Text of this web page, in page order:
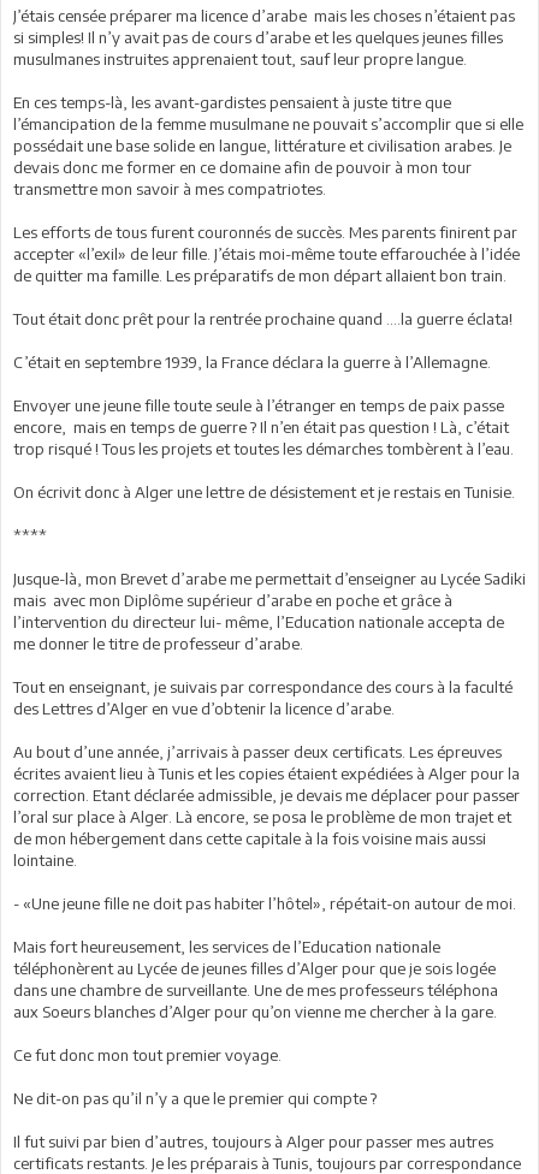
J’étais censée préparer ma licence d’arabe mais les choses n’étaient pas
si simples! Il n’y avait pas de cours d’arabe et les quelques jeunes filles
musulmanes instruites apprenaient tout, sauf leur propre langue.
En ces temps-là, les avant-gardistes pensaient à juste titre que
l’émancipation de la femme musulmane ne pouvait s’accomplir que si elle
possédait une base solide en langue, littérature et civilisation arabes. Je
devais donc me former en ce domaine afin de pouvoir à mon tour
transmettre mon savoir à mes compatriotes.
Les efforts de tous furent couronnés de succès. Mes parents finirent par
accepter «l’exil» de leur fille. J’étais moi-même toute effarouchée à l’idée
de quitter ma famille. Les préparatifs de mon départ allaient bon train.
Tout était donc prêt pour la rentrée prochaine quand ....la guerre éclata!
C’était en septembre 1939, la France déclara la guerre à l’Allemagne.
Envoyer une jeune fille toute seule à l’étranger en temps de paix passe
encore, mais en temps de guerre ? Il n’en était pas question ! Là, c’était
trop risqué ! Tous les projets et toutes les démarches tombèrent à l’eau.
On écrivit donc à Alger une lettre de désistement et je restais en Tunisie.
****
Jusque-là, mon Brevet d’arabe me permettait d’enseigner au Lycée Sadiki
mais avec mon Diplôme supérieur d’arabe en poche et grâce à
l’intervention du directeur lui- même, l’Education nationale accepta de
me donner le titre de professeur d’arabe.
Tout en enseignant, je suivais par correspondance des cours à la faculté
des Lettres d’Alger en vue d’obtenir la licence d’arabe.
Au bout d’une année, j’arrivais à passer deux certificats. Les épreuves
écrites avaient lieu à Tunis et les copies étaient expédiées à Alger pour la
correction. Etant déclarée admissible, je devais me déplacer pour passer
l’oral sur place à Alger. Là encore, se posa le problème de mon trajet et
de mon hébergement dans cette capitale à la fois voisine mais aussi
lointaine.
- «Une jeune fille ne doit pas habiter l’hôtel», répétait-on autour de moi.
Mais fort heureusement, les services de l’Education nationale
téléphonèrent au Lycée de jeunes filles d’Alger pour que je sois logée
dans une chambre de surveillante. Une de mes professeurs téléphona
aux Soeurs blanches d’Alger pour qu’on vienne me chercher à la gare.
Ce fut donc mon tout premier voyage.
Ne dit-on pas qu’il n’y a que le premier qui compte ?
Il fut suivi par bien d’autres, toujours à Alger pour passer mes autres
certificats restants. Je les préparais à Tunis, toujours par correspondance